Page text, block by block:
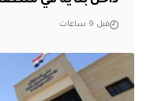
قبل 9 ساعات